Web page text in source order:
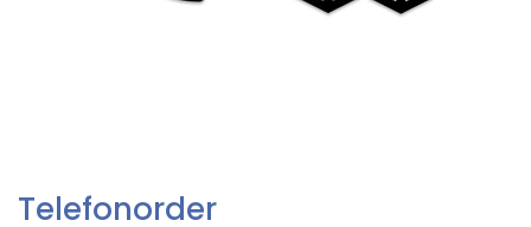
Telefonorder